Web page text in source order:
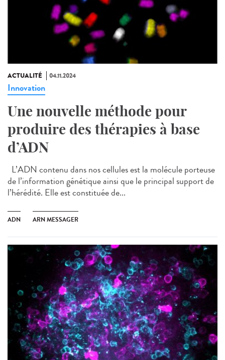
ACTUALITÉ 04.11.2024
Innovation
Une nouvelle méthode pour
produire des thérapies à base
d’ADN
L’ADN contenu dans nos cellules est la molécule porteuse
de l’information génétique ainsi que le principal support de
l’hérédité. Elle est constituée de...
ADN ARN MESSAGER